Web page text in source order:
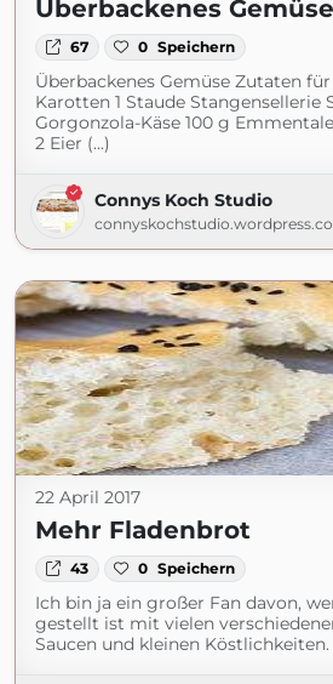
Überbackenes Gemüse
67 0 Speichern
Überbackenes Gemüse Zutaten
Karotten 1 Staude Stangensellerie
Gorgonzola-Käse 100 g
2 Eier (...)
Connys Koch Studio
22 April 2017
Mehr Fladenbrot
43 0 Speichern
Ich bin ja ein großer Fan davon,
gestellt ist mit vielen
Saucen und kleinen Köstlichkeiten.